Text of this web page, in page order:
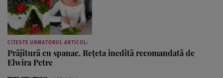
CITESTE URMATORUL ARTICOL:
Prăjitură cu spanac. Rețeta inedită recomandată de
Elwira Petre